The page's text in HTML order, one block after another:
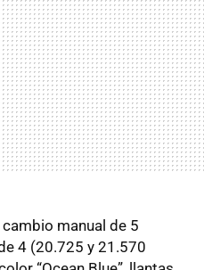
manual de 5
4 (20.725 y 21.570